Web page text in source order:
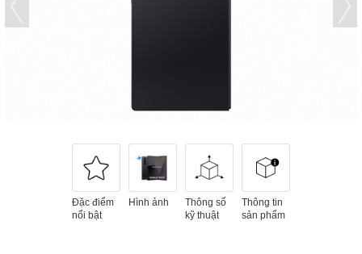
Đặc điểm
nổi bật
Hình ảnh
Thông số
kỹ thuật
Thông tin
sản phẩm